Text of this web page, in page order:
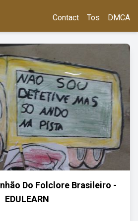
Contact Tos DMCA
Do Folclore Brasileiro -
EDULEARN